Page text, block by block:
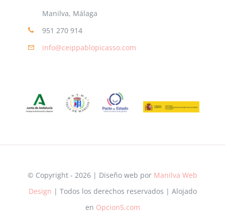
Manilva, Málaga
951 270 914
info@ceippablopicasso.com
© Copyright - 2026 | Diseño web por Manilva Web
Design | Todos los derechos reservados | Alojado
en Opcion5.com